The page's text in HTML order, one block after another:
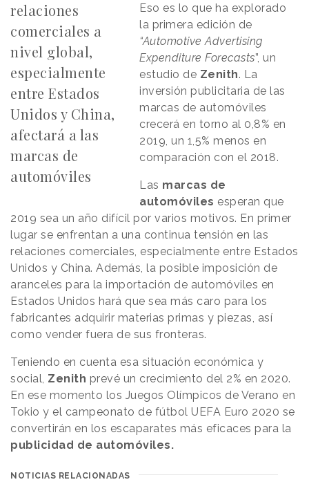
relaciones
comerciales a
nivel global,
especialmente
entre Estados
Unidos y China,
afectará a las
marcas de
automóviles
Eso es lo que ha explorado
la primera edición de
“Automotive Advertising
Expenditure Forecasts”, un
estudio de Zenith. La
inversión publicitaria de las
marcas de automóviles
crecerá en torno al 0,8% en
2019, un 1,5% menos en
comparación con el 2018.
Las marcas de
automóviles esperan que
2019 sea un año difícil por varios motivos. En primer
lugar se enfrentan a una continua tensión en las
relaciones comerciales, especialmente entre Estados
Unidos y China. Además, la posible imposición de
aranceles para la importación de automóviles en
Estados Unidos hará que sea más caro para los
fabricantes adquirir materias primas y piezas, así
como vender fuera de sus fronteras.
Teniendo en cuenta esa situación económica y
social, Zenith prevé un crecimiento del 2% en 2020.
En ese momento los Juegos Olímpicos de Verano en
Tokio y el campeonato de fútbol UEFA Euro 2020 se
convertirán en los escaparates más eficaces para la
publicidad de automóviles.
NOTICIAS RELACIONADAS